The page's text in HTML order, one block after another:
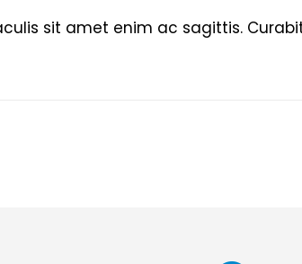
sit amet enim ac sagittis.